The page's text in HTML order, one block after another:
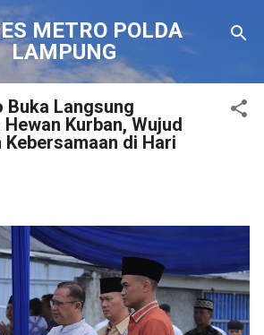
ke konten utama
METRO POLDA
LAMPUNG
Buka Langsung
Kurban, Wujud
Kebersamaan di Hari